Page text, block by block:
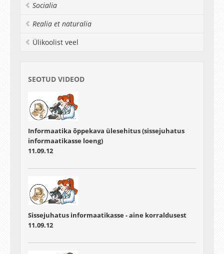
Socialia
Realia et naturalia
Ülikoolist veel
SEOTUD VIDEOD
Informaatika õppekava ülesehitus (sissejuhatus
informaatikasse loeng)
11.09.12
Sissejuhatus informaatikasse - aine korraldusest
11.09.12